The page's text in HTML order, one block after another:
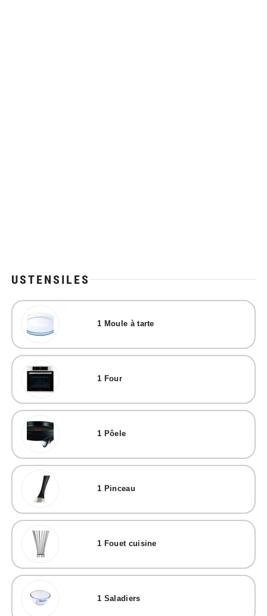
USTENSILES
1 Moule à tarte
1 Four
1 Pôele
1 Pinceau
1 Fouet cuisine
1 Saladiers